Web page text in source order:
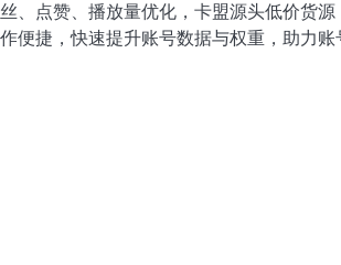
丝、点赞、播放量优化，卡盟源头低价货
作便捷，快速提升账号数据与权重，助力账